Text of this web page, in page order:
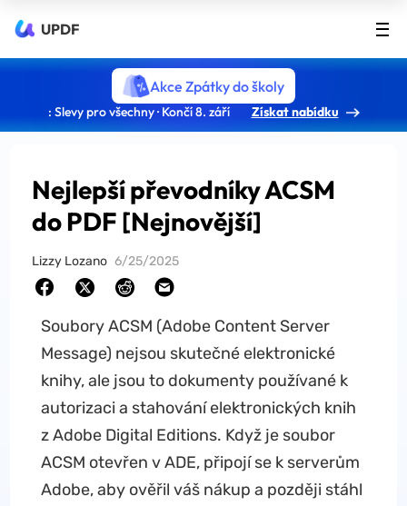
UPDF
Akce Zpátky do školy
: Slevy pro všechny · Končí 8. září Získat nabídku
Nejlepší převodníky ACSM
do PDF [Nejnovější]
Lizzy Lozano 6/25/2025
Soubory ACSM (Adobe Content Server
Message) nejsou skutečné elektronické
knihy, ale jsou to dokumenty používané k
autorizaci a stahování elektronických knih
z Adobe Digital Editions. Když je soubor
ACSM otevřen v ADE, připojí se k serverům
Adobe, aby ověřil váš nákup a později stáhl